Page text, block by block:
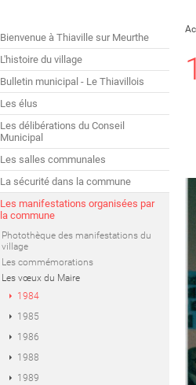
Bienvenue à Thiaville sur Meurthe
L'histoire du village
Bulletin municipal - Le Thiavillois
Les élus
Les délibérations du Conseil
Municipal
Les salles communales
La sécurité dans la commune
Les manifestations organisées par
la commune
Photothèque des manifestations du
village
Les commémorations
Les vœux du Maire
1984
1985
1986
1988
1989